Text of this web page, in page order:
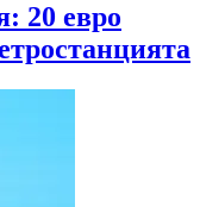
20 евро